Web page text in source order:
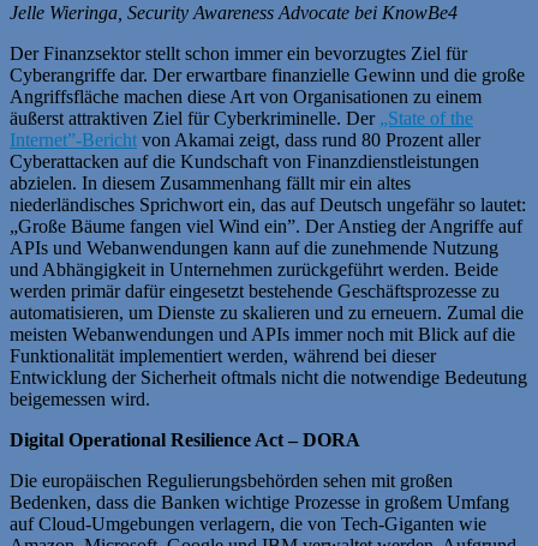
Jelle Wieringa, Security Awareness Advocate bei KnowBe4
Der Finanzsektor stellt schon immer ein bevorzugtes Ziel für
Cyberangriffe dar. Der erwartbare finanzielle Gewinn und die große
Angriffsfläche machen diese Art von Organisationen zu einem
äußerst attraktiven Ziel für Cyberkriminelle. Der „State of the
Internet”-Bericht von Akamai zeigt, dass rund 80 Prozent aller
Cyberattacken auf die Kundschaft von Finanzdienstleistungen
abzielen. In diesem Zusammenhang fällt mir ein altes
niederländisches Sprichwort ein, das auf Deutsch ungefähr so lautet:
„Große Bäume fangen viel Wind ein”. Der Anstieg der Angriffe auf
APIs und Webanwendungen kann auf die zunehmende Nutzung
und Abhängigkeit in Unternehmen zurückgeführt werden. Beide
werden primär dafür eingesetzt bestehende Geschäftsprozesse zu
automatisieren, um Dienste zu skalieren und zu erneuern. Zumal die
meisten Webanwendungen und APIs immer noch mit Blick auf die
Funktionalität implementiert werden, während bei dieser
Entwicklung der Sicherheit oftmals nicht die notwendige Bedeutung
beigemessen wird.
Digital Operational Resilience Act – DORA
Die europäischen Regulierungsbehörden sehen mit großen
Bedenken, dass die Banken wichtige Prozesse in großem Umfang
auf Cloud-Umgebungen verlagern, die von Tech-Giganten wie